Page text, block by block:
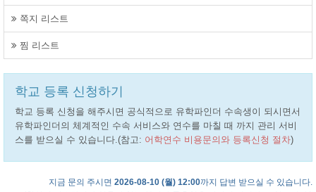
쪽지 리스트
찜 리스트
학교 등록 신청하기
학교 등록 신청을 해주시면 공식적으로 유학파인더 수속생이 되시면서
유학파인더의 체계적인 수속 서비스와 연수를 마칠 때 까지 관리 서비
스를 받으실 수 있습니다.(참고: 어학연수 비용문의와 등록신청 절차)
지금 문의 주시면 2026-08-10 (월) 12:00까지 답변 받으실 수 있습니다.